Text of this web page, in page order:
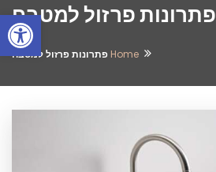
פתרונות פרזול למטבח
Home פתרונות פרזול למטבח